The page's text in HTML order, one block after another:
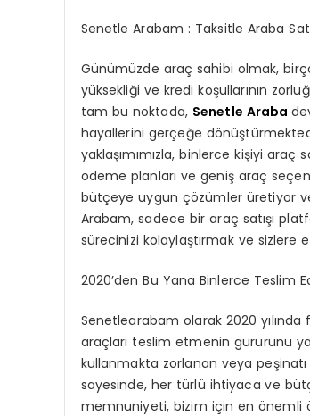
Senetle Arabam : Taksitle Araba
Günümüzde araç sahibi olmak,
yüksekliği ve kredi koşullarının
tam bu noktada, Senetle Araba
hayallerini gerçeğe
yaklaşımımızla, binlerce kişiyi
ödeme planları ve geniş araç
bütçeye uygun çözümler üretiyor
Arabam, sadece bir araç satışı
sürecinizi kolaylaştırmak ve sizlere
2020’den Bu Yana Binlerce Teslim
Senetlearabam olarak 2020
araçları teslim etmenin gururunu
kullanmakta zorlanan veya
sayesinde, her türlü ihtiyaca ve
memnuniyeti, bizim için en önemli